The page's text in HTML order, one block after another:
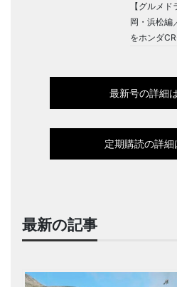
【グルメ
岡・浜松編
をホンダ
最新号の詳細
定期購読の詳細
最新の記事